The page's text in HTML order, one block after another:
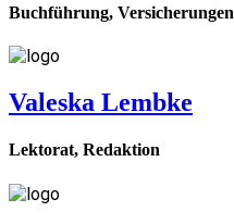
Buchführung, Versicherungen
Valeska Lembke
Lektorat, Redaktion